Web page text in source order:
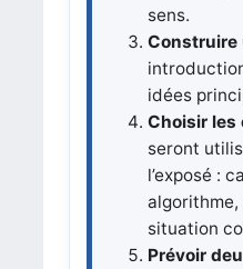
sens.
Construire
idées
Choisir les
seront
l’exposé :
algorithme,
situation
Prévoir